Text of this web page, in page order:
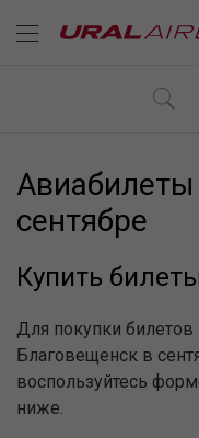
сентябре
Купить
Для покупки
Благовещенск в
воспользуйтесь
ниже.